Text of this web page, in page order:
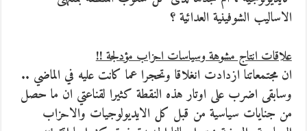
الاساليب الشوفينية العدائية ؟
علاقات انتاج مشوهة وسياسات احزاب مؤدلجة !!
ان مجتمعاتنا ازدادت انغلاقا وتحجرا عما كانت عليه في الماضي ..
وسابقى اضرب على اوتار هذه النقطة كثيرا لقناعتي ان ما حصل
من جنايات سياسية من قبل كل الايديولوجيات والاحزاب